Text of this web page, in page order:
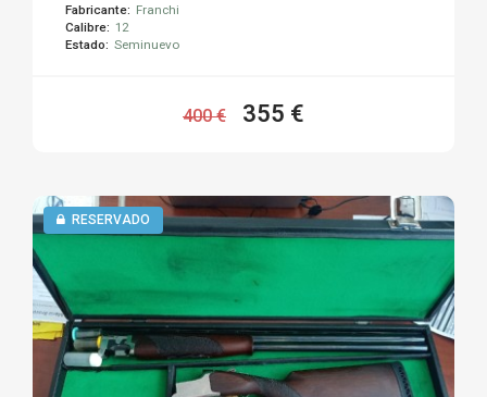
Fabricante: Franchi
Calibre: 12
Estado: Seminuevo
400 € 355 €
RESERVADO